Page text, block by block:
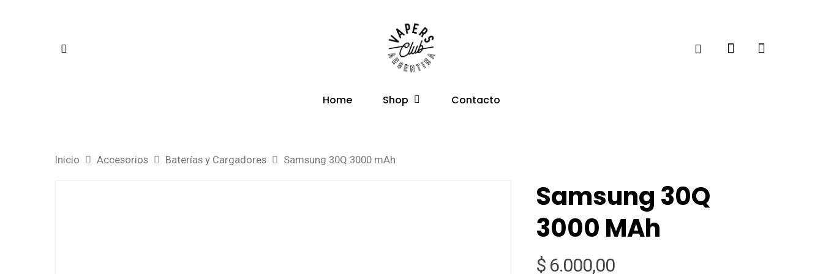
Home Shop Contacto
Inicio Accesorios Baterías y Cargadores Samsung 30Q 3000 mAh
Samsung 30Q
3000 MAh
$6.000,00